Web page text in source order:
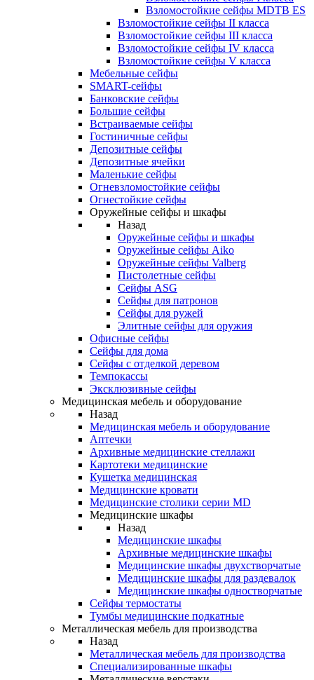
Взломостойкие сейфы MDTB ES
Взломостойкие сейфы II класса
Взломостойкие сейфы III класса
Взломостойкие сейфы IV класса
Взломостойкие сейфы V класса
Мебельные сейфы
SMART-сейфы
Банковские сейфы
Большие сейфы
Встраиваемые сейфы
Гостиничные сейфы
Депозитные сейфы
Депозитные ячейки
Маленькие сейфы
Огневзломостойкие сейфы
Огнестойкие сейфы
Оружейные сейфы и шкафы
Назад
Оружейные сейфы и шкафы
Оружейные сейфы Aiko
Оружейные сейфы Valberg
Пистолетные сейфы
Сейфы ASG
Сейфы для патронов
Сейфы для ружей
Элитные сейфы для оружия
Офисные сейфы
Сейфы для дома
Сейфы с отделкой деревом
Темпокассы
Эксклюзивные сейфы
Медицинская мебель и оборудование
Назад
Медицинская мебель и оборудование
Аптечки
Архивные медицинские стеллажи
Картотеки медицинские
Кушетка медицинская
Медицинские кровати
Медицинские столики серии MD
Медицинские шкафы
Назад
Медицинские шкафы
Архивные медицинские шкафы
Медицинские шкафы двухстворчатые
Медицинские шкафы для раздевалок
Медицинские шкафы одностворчатые
Сейфы термостаты
Тумбы медицинские подкатные
Металлическая мебель для производства
Назад
Металлическая мебель для производства
Cпециализированные шкафы